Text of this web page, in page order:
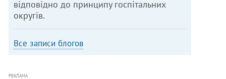
відповідно до принципу госпітальних
округів.
Все записи блогов
РЕКЛАМА